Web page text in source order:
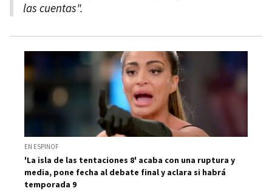
las cuentas".
EN ESPINOF
'La isla de las tentaciones 8' acaba con una ruptura y
media, pone fecha al debate final y aclara si habrá
temporada 9